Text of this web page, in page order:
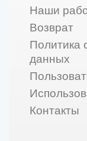
Наши
Возврат
Политика
данных
Контакты